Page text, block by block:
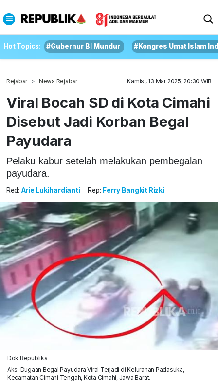
Hot Topics: #Gubernur BI Mundur #Kongres Umat Islam
Rejabar News Rejabar Kamis , 13 Mar 2025, 20:30 WIB
Viral Bocah SD di Kota Cimahi
Disebut Jadi Korban Begal
Payudara
Pelaku kabur setelah melakukan pembegalan
payudara.
Red: Arie Lukihardianti Rep: Ferry Bangkit Rizki
Dok Republika
Aksi Dugaan Begal Payudara Viral Terjadi di Kelurahan Padasuka,
Kecamatan Cimahi Tengah, Kota Cimahi, Jawa Barat.